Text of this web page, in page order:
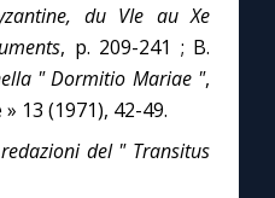
du VIe au Xe
, p. 209-241 ; B.
" Dormitio Mariae ",
13 (1971), 42-49.
del " Transitus